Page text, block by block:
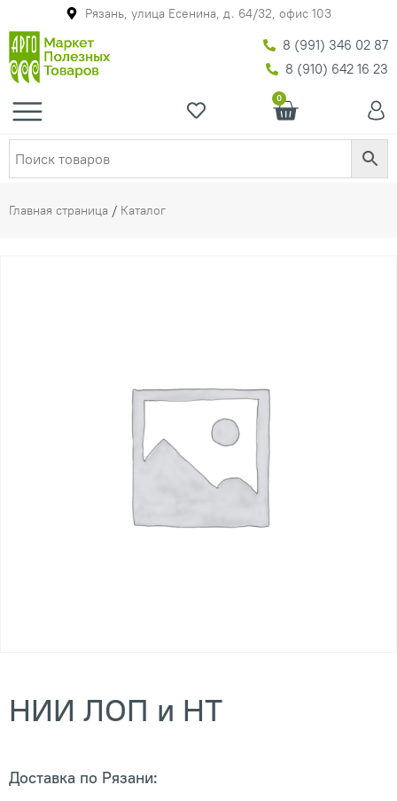
Рязань, улица Есенина, д. 64/32, офис 103
8 (991) 346 02 87
8 (910) 642 16 23
0
Главная страница / Каталог
НИИ ЛОП и НТ
Доставка по Рязани: